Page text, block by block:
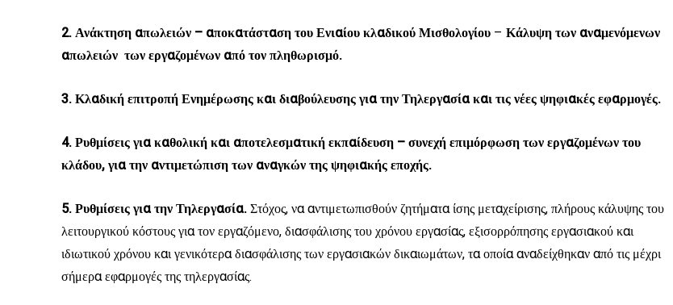
2. Ανάκτηση απωλειών – αποκατάσταση του Ενιαίου κλαδικού Μισθολογίου – Κάλυψη των αναμενόμενων
απωλειών των εργαζομένων από τον πληθωρισμό.
3. Κλαδική επιτροπή Ενημέρωσης και διαβούλευσης για την Τηλεργασία και τις νέες ψηφιακές εφαρμογές.
4. Ρυθμίσεις για καθολική και αποτελεσματική εκπαίδευση – συνεχή επιμόρφωση των εργαζομένων του
κλάδου, για την αντιμετώπιση των αναγκών της ψηφιακής εποχής.
5. Ρυθμίσεις για την Τηλεργασία.Στόχος, να αντιμετωπισθούν ζητήματα ίσης μεταχείρισης, πλήρους κάλυψης του
λειτουργικού κόστους για τον εργαζόμενο, διασφάλισης του χρόνου εργασίας, εξισορρόπησης εργασιακού και
ιδιωτικού χρόνου και γενικότερα διασφάλισης των εργασιακών δικαιωμάτων, τα οποία αναδείχθηκαν από τις μέχρι
σήμερα εφαρμογές της τηλεργασίας.